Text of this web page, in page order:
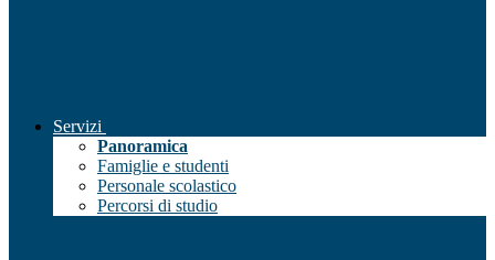
Servizi
Panoramica
Famiglie e studenti
Personale scolastico
Percorsi di studio